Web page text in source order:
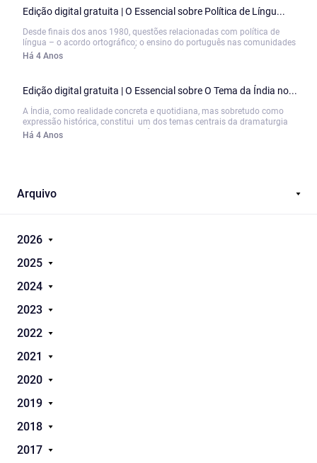
pessoas estão afastadas umas das outras, em que não comunicam
nem se agregam, não pode funcionar tão bem como outra sociedade
em que os cidadãos...
Edição digital gratuita | O Essencial sobre Política de Língu...
Desde finais dos anos 1980, questões relacionadas com política de
língua – o acordo ortográfico; o ensino do português nas comunidades
portuguesas emigradas, em África e em Timor; os programas, os
estatuto do português na União Europeia – têm suscitado acesas e
prolongadas discussões, em Portugal. Apesar do inegável interesse de
muitos portugueses por estas questões, faltava no mercado...
Há 4 Anos
Edição digital gratuita | O Essencial sobre O Tema da Índia no...
A Índia, como realidade concreta e quotidiana, mas sobretudo como
expressão histórica, constitui um dos temas centrais da dramaturgia
portuguesa: mas fica muito aquém, pelo menos em quantidade, do
Há 4 Anos
Arquivo
2026
2025
2024
2023
2022
2021
2020
2019
2018
2017